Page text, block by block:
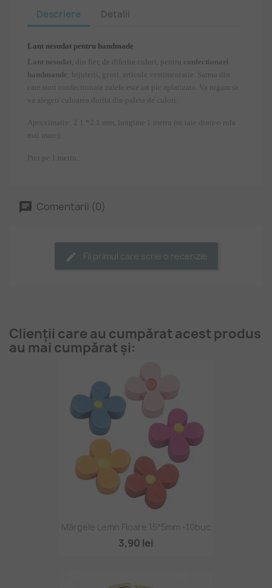
Descriere Detalii
Lant nesudat pentru handmade
Lant nesudat, din fier, de diferite culori, pentru confectionari
handmande : bijuterii, genti, articole vestimentatie. Sarma din
care sunt confectionate zalele este un pic aplatizata. Va rugam sa
va alegeti culoarea dorita din paleta de culori.
Aproximativ: 2.1 *2.1 mm, lungime 1 metru (se taie dintr-o rola
mai mare).
Pret pe 1 metru.
Comentarii (0)
Fii primul care scrie o recenzie
Clienții care au cumpărat acest produs
au mai cumpărat și:
Mărgele Lemn Floare 15*5mm -10buc
3,90 lei